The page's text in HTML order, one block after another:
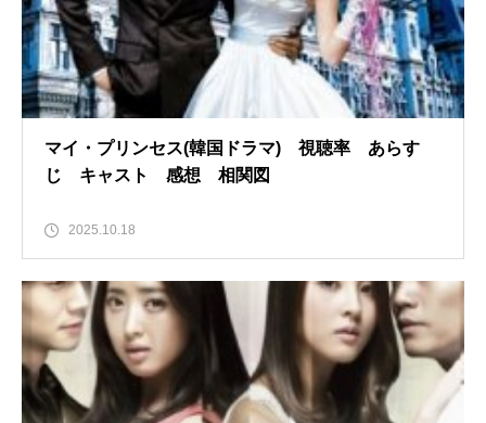
マイ・プリンセス(韓国ドラマ) 視聴率 あらす
じ キャスト 感想 相関図
2025.10.18